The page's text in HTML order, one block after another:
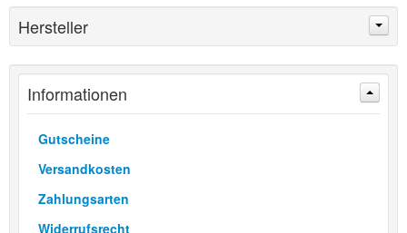
Berk Esoterik
Mehr Artikel
Hersteller
Informationen
Gutscheine
Versandkosten
Zahlungsarten
Widerrufsrecht